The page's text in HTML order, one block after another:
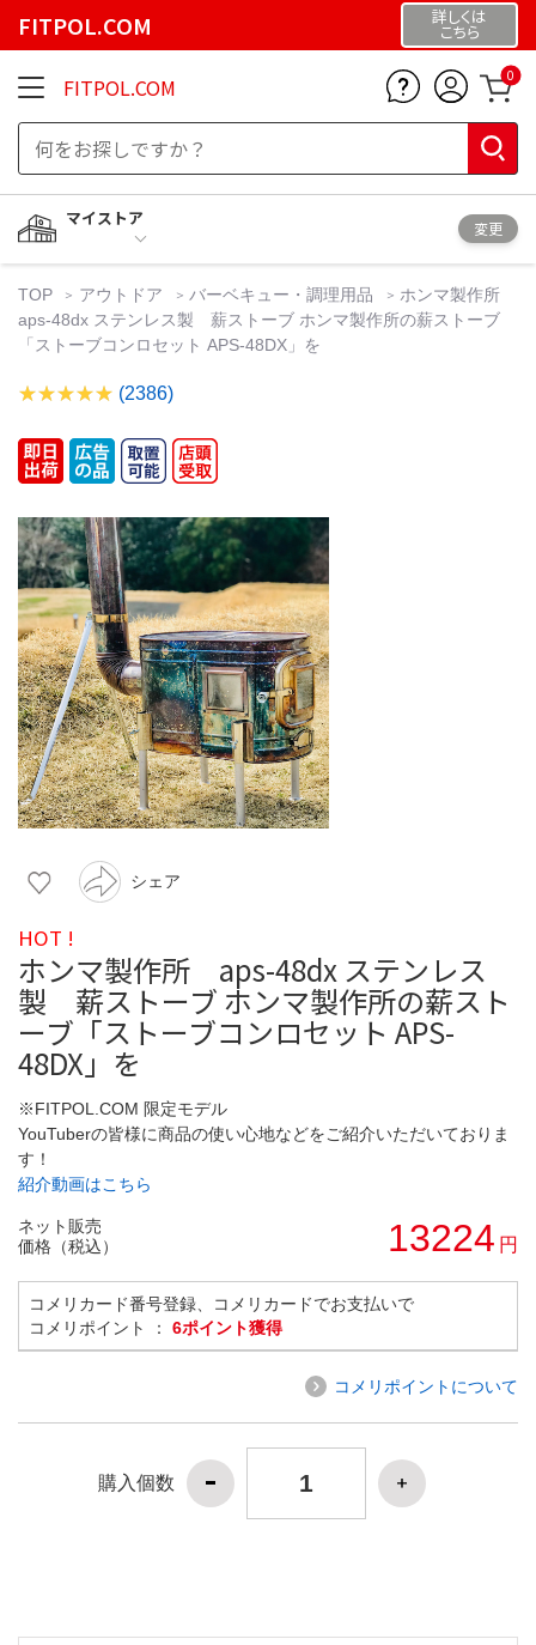
FITPOL.COM 詳しくは
こちら
FITPOL.COM 0
マイストア
変更
TOP アウトドア バーベキュー・調理用品
ホンマ製作所
aps-48dx ステンレス製 薪ストーブ ホンマ製作所の薪ストーブ
「ストーブコンロセット APS-48DX」を
(2386)
シェア
HOT !
ホンマ製作所 aps-48dx ステンレス
製 薪ストーブ ホンマ製作所の薪スト
ーブ「ストーブコンロセット APS-
48DX」を
※FITPOL.COM 限定モデル
YouTuberの皆様に商品の使い心地などをご紹介いただいておりま
す！
紹介動画はこちら
ネット販売
価格（税込）
13224 円
コメリカード番号登録、コメリカードでお支払いで
コメリポイント ： 6ポイント獲得
コメリポイントについて
購入個数